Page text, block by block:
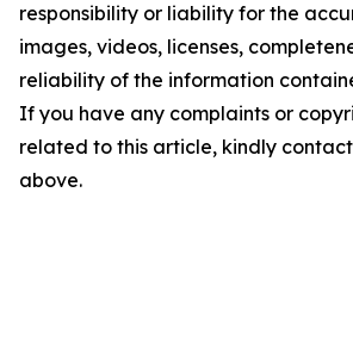
responsibility or liability for the
images, videos, licenses,
reliability of the information
If you have any complaints or
related to this article, kindly
above.